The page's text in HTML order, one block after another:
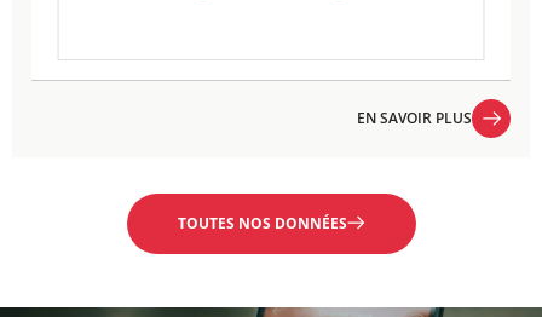
EN SAVOIR PLUS
TOUTES NOS DONNÉES